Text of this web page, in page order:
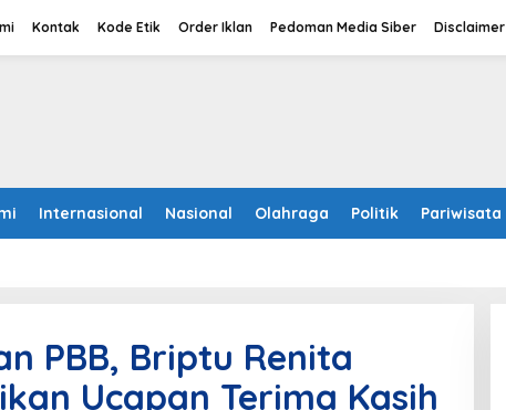
Kontak Kode Etik Order Iklan Pedoman Media Siber Disclaimer
Internasional Nasional Olahraga Politik Pariwisata
PBB, Briptu Renita
Ucapan Terima Kasih